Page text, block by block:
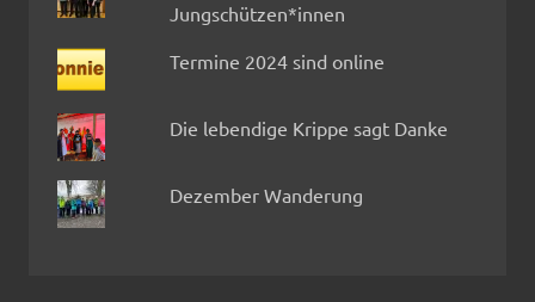
Jungschützen*innen
Termine 2024 sind online
Die lebendige Krippe sagt Danke
Dezember Wanderung